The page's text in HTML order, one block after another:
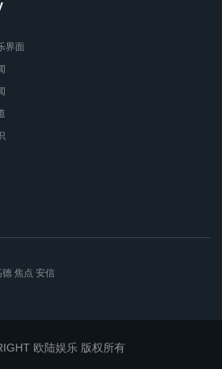
界面
德 焦点 安信
欧陆娱乐 版权所有